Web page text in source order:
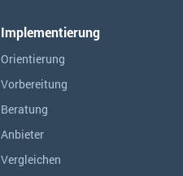
Implementierung
Orientierung
Vorbereitung
Beratung
Anbieter
Vergleichen